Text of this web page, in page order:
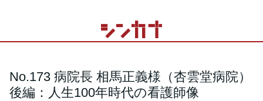
No.173 病院長 相馬正義様（杏雲堂病院）
後編：人生100年時代の看護師像